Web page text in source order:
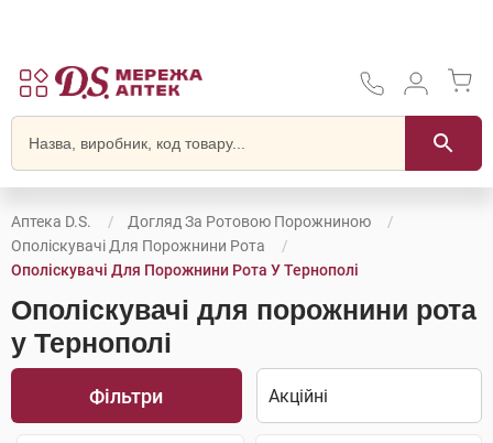
Аптека D.S.
Догляд За Ротовою Порожниною
Ополіскувачі Для Порожнини Рота
Ополіскувачі Для Порожнини Рота У Тернополі
Ополіскувачі для порожнини рота
у Тернополі
Фільтри